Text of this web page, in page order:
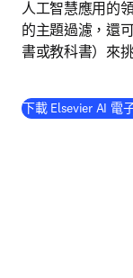
人工智慧應用的
的主題過濾，還
書或教科書）來
下載 Elsevier AI 電